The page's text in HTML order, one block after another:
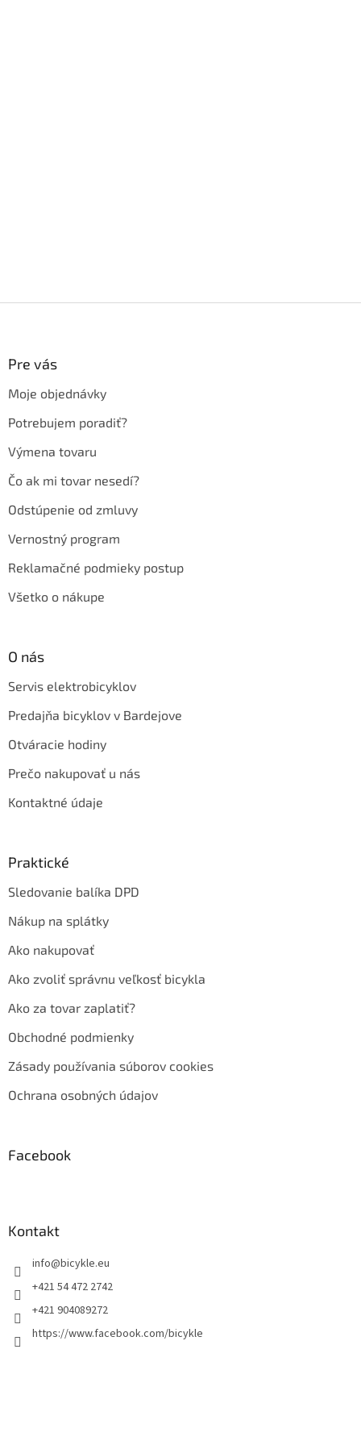
Pre vás
Moje objednávky
Potrebujem poradiť?
Výmena tovaru
Čo ak mi tovar nesedí?
Odstúpenie od zmluvy
Vernostný program
Reklamačné podmieky postup
Všetko o nákupe
O nás
Servis elektrobicyklov
Predajňa bicyklov v Bardejove
Otváracie hodiny
Prečo nakupovať u nás
Kontaktné údaje
Praktické
Sledovanie balíka DPD
Nákup na splátky
Ako nakupovať
Ako zvoliť správnu veľkosť bicykla
Ako za tovar zaplatiť?
Obchodné podmienky
Zásady používania súborov cookies
Ochrana osobných údajov
Facebook
Kontakt
info@bicykle.eu
+421 54 472 2742
+421 904089272
https://www.facebook.com/bicykle